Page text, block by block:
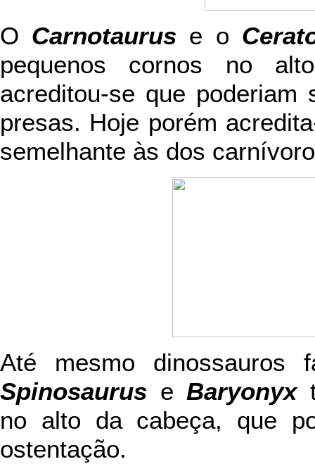
O Carnotaurus e o
pequenos cornos no
acreditou-se que
presas. Hoje porém
semelhante às dos
Até mesmo dinossauros
Spinosaurus eBaryonyx
no alto da cabeça, que
ostentação.